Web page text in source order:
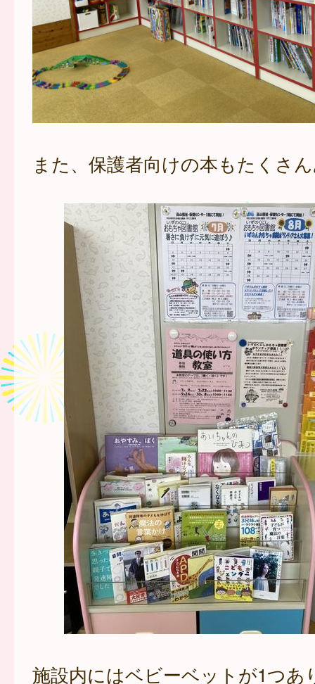
また、保護者向けの本もたくさ
施設内にはベビーベットが1つあ